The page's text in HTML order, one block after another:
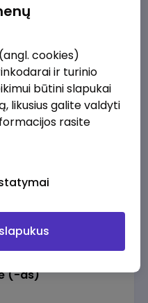
(-ė) (Vilnius, LT)
(-as)
cookies)
ir turinio
būtini slapukai
likusius galite valdyti
rasite